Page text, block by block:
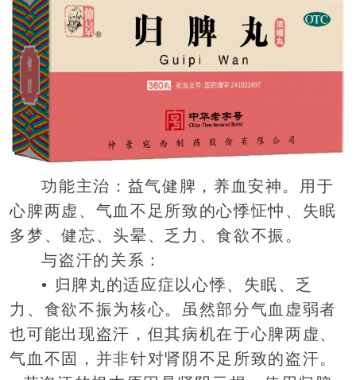
功能主治：益气健脾，养血安神。用于
心脾两虚、气血不足所致的心悸怔忡、失眠
多梦、健忘、头晕、乏力、食欲不振。
与盗汗的关系：
• 归脾丸的适应症以心悸、失眠、乏
力、食欲不振为核心。虽然部分气血虚弱者
也可能出现盗汗，但其病机在于心脾两虚、
气血不固，并非针对肾阴不足所致的盗汗。